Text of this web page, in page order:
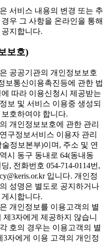
서비스 내용의 변경 또는 추
우 그 사항을 온라인을 통해
지합니다.
보호)
공공기관의 개인정보보호
보통신이용촉진등에 관한 법
따라 이용신청시 제공받는
보 및 서비스 이용중 생성되
호하여야 합니다.
개인정보보호에 관한 관리
구정보서비스 이용자 관리
정보본부)이며, 주소 및 연
시 동구 동내로 64(동내동
, 전화번호 054-714-0114번,
입니다. 개인정
성명은 별도로 공지하거나
시합니다.
개인정보를 이용고객의 별
제3자에게 제공하지 않습니
호의 경우는 이용고객의 별
3자에게 이용 고객의 개인정